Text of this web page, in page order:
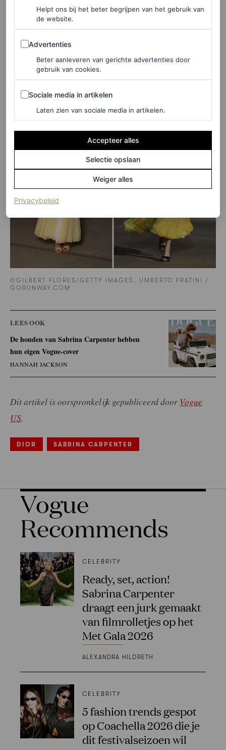
onder de jurk een paar tweedpeep-toes, maar Carpenter
gaf de voorkeur aan gele satijnen muiltjes, die perfect
matchten met haar tas. Neem het dus maar van Sabrina
Carpenter aan: er zijn altijd manieren om op te vallen,
zelfs als iemand anders dezelfde jurk draagt als jij.
©GILBERT FLORES/GETTY IMAGES, UMBERTO FRATINI /
GORUNWAY.COM
LEES OOK
De honden van Sabrina Carpenter hebben
hun eigen Vogue-cover
HANNAH JACKSON
Dit artikel is oorspronkelijk gepubliceerd door Vogue
US.
DIOR SABRINA CARPENTER
Vogue
Recommends
CELEBRITY
Ready, set, action!
Sabrina Carpenter
draagt een jurk gemaakt
van filmrolletjes op het
Met Gala 2026
ALEXANDRA HILDRETH
CELEBRITY
5 fashion trends gespot
op Coachella 2026 die je
dit festivalseizoen wil
Helpt ons bij het beter begrijpen van het gebruik van
de website.
Advertenties
Advertenties
Beter aanleveren van gerichte advertenties door
gebruik van cookies.
Sociale media in artikelen
Sociale media in artikelen
Laten zien van sociale media in artikelen.
Accepteer alles
Selectie opslaan
Weiger alles
Privacybeleid